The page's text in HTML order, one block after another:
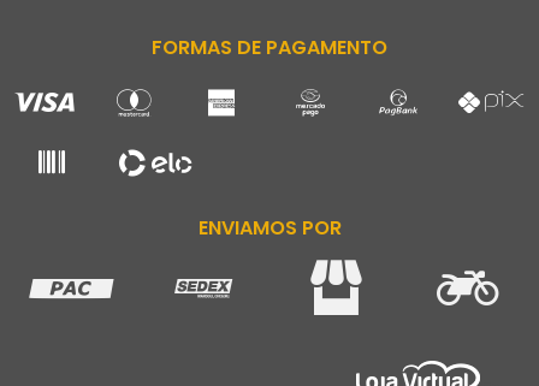
FORMAS DE PAGAMENTO
ENVIAMOS POR